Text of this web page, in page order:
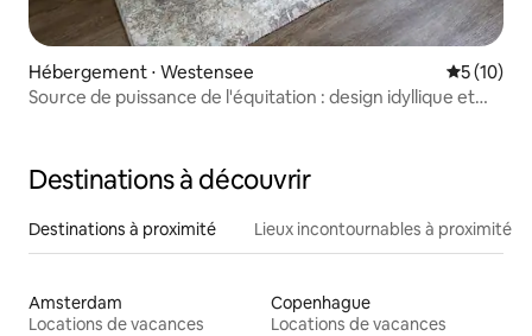
Hébergement ⋅ Westensee
5 (10)
Source de puissance de l'équitation : design idyllique et
Destinations à découvrir
Destinations à proximité Lieux incontournables à proximité
Amsterdam
Locations de vacances
Copenhague
Locations de vacances